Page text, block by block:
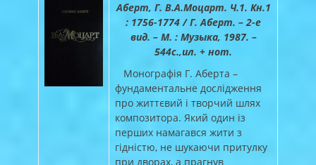
Аберт, Г. В.А.Моцарт. Ч.1. Кн.1
: 1756-1774 / Г. Аберт. – 2-е
вид. – М. : Музыка, 1987. –
544с.,ил. + нот.
Монографія Г. Аберта –
фундаментальне дослідження
про життєвий і творчий шлях
композитора. Який один із
перших намагався жити з
гідністю, не шукаючи притулку
при дворах, а прагнув